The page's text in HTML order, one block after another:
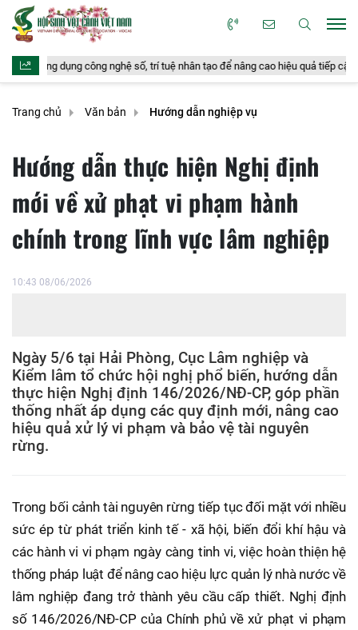
số, trí tuệ nhân tạo để nâng cao hiệu quả tiếp cận pháp luật
Trang chủ Văn bản Hướng dẫn nghiệp vụ
Hướng dẫn thực hiện Nghị định
mới về xử phạt vi phạm hành
chính trong lĩnh vực lâm nghiệp
10:43 08/06/2026
Ngày 5/6 tại Hải Phòng, Cục Lâm nghiệp và
Kiểm lâm tổ chức hội nghị phổ biến, hướng dẫn
thực hiện Nghị định 146/2026/NĐ-CP, góp phần
thống nhất áp dụng các quy định mới, nâng cao
hiệu quả xử lý vi phạm và bảo vệ tài nguyên
rừng.
Trong bối cảnh tài nguyên rừng tiếp tục đối mặt với nhiều
sức ép từ phát triển kinh tế - xã hội, biến đổi khí hậu và
các hành vi vi phạm ngày càng tinh vi, việc hoàn thiện hệ
thống pháp luật để nâng cao hiệu lực quản lý nhà nước về
lâm nghiệp đang trở thành yêu cầu cấp thiết. Nghị định
số 146/2026/NĐ-CP của Chính phủ về xử phạt vi phạm